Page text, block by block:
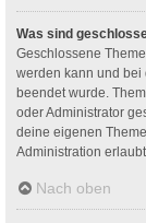
Was sind
Geschlossene
werden kann und bei
beendet wurde.
oder Administrator
deine eigenen
Administration erlaubt
Nach oben